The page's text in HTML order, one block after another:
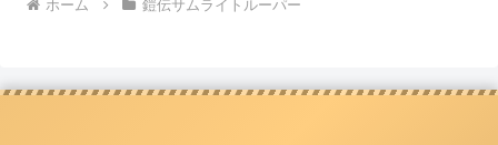
ホーム 鎧伝サムライトルーパー